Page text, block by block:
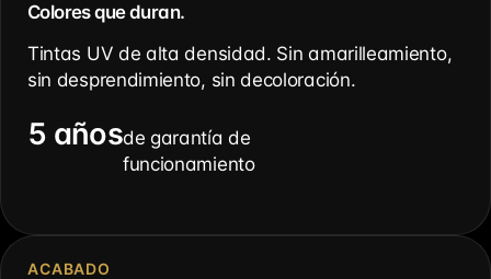
Colores que duran.
Tintas UV de alta densidad. Sin amarilleamiento,
sin desprendimiento, sin decoloración.
5 añosde garantía de
funcionamiento
ACABADO